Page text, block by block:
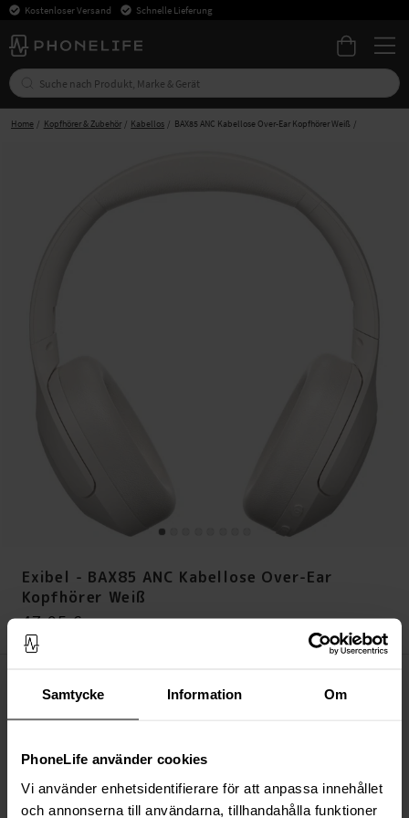
Samtycke Information Om
PhoneLife använder cookies
Vi använder enhetsidentifierare för att anpassa innehållet
och annonserna till användarna, tillhandahålla funktioner
Kostenloser Versand Schnelle Lieferung
Home Kopfhörer & Zubehör Kabellos BAX85 ANC Kabellose Over-Ear Kopfhörer Weiß
Exibel - BAX85 ANC Kabellose Over-Ear
Kopfhörer Weiß
Preis:47,95 €
47,95 €
IN DEN WARENKORB LEGEN
Immer kostenloser Versand
Schnelle Lieferung (Deutsche Post)
Versand aus unserem Lager in Schweden